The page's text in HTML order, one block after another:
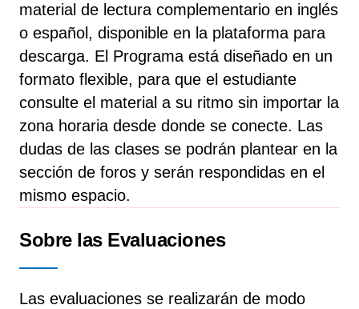
material de lectura complementario en inglés
o español, disponible en la plataforma para
descarga. El Programa está diseñado en un
formato flexible, para que el estudiante
consulte el material a su ritmo sin importar la
zona horaria desde donde se conecte. Las
dudas de las clases se podrán plantear en la
sección de foros y serán respondidas en el
mismo espacio.
Sobre las Evaluaciones
Las evaluaciones se realizarán de modo